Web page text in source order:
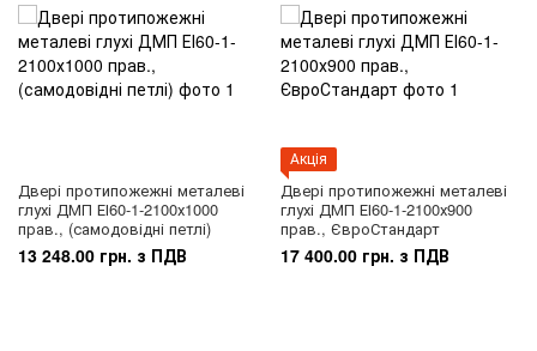
Двері протипожежні металеві
глухі ДМП ЕІ60-1-2100х1000
прав., (самодовідні петлі)
13 248.00 грн. з ПДВ
Акція
Двері протипожежні металеві
глухі ДМП ЕІ60-1-2100х900
прав., ЄвроСтандарт
17 400.00 грн. з ПДВ